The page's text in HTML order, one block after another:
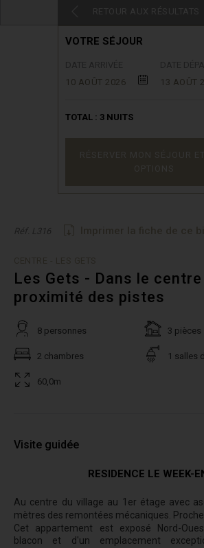
VOTRE SÉJOUR
10 AOÛT 2026
13 AOÛT
TOTAL : 3 NUITS
Réf. L316
Les Gets - Dans le
proximité des pistes
8 personnes 3 pièces
2 chambres 1 salles
60,0m
Visite guidée
RESIDENCE LE WEEK-
Au centre du village au 1er étage avec
mètres des remontées mécaniques.
Cet appartement est exposé Nord-
blacon et d'un emplacement